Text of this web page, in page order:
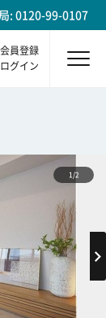
: 0120-99-0107
会員登録
ログイン
1/2